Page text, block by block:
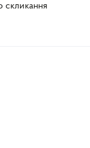
скликання